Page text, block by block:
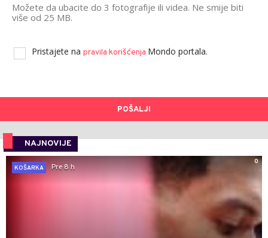
Možete da ubacite do 3 fotografije ili videa. Ne smije biti
više od 25 MB.
Pristajete na pravila korišćenja Mondo portala.
POŠALJI
NAJNOVIJE
0
KOŠARKA
Pre 8 h